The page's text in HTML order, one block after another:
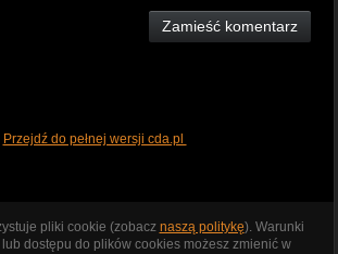
Zamieść komentarz
Przejdź do pełnej wersji cda.pl
pliki cookie (zobacz naszą politykę). Warunki
dostępu do plików cookies możesz zmienić w